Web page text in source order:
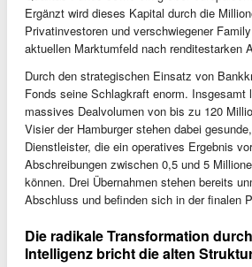
Ergänzt wird dieses Kapital durch die
Privatinvestoren und verschwiegener
aktuellen Marktumfeld nach renditestarken
Durch den strategischen Einsatz von
Fonds seine Schlagkraft enorm.
massives Dealvolumen von bis zu 120
Visier der Hamburger stehen dabei
Dienstleister, die ein operatives Ergebnis
Abschreibungen zwischen 0,5 und 5
können. Drei Übernahmen stehen bereits
Abschluss und befinden sich in der finalen
Die radikale Transformation
Intelligenz bricht die alten